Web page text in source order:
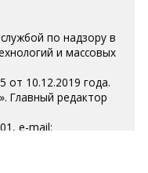
по надзору в
и массовых
10.12.2019 года.
Главный редактор
e-mail: